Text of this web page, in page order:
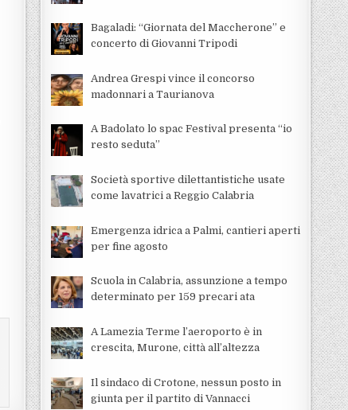
Bagaladi: “Giornata del Maccherone” e
concerto di Giovanni Tripodi
Andrea Grespi vince il concorso
madonnari a Taurianova
A Badolato lo spac Festival presenta “io
resto seduta”
Società sportive dilettantistiche usate
come lavatrici a Reggio Calabria
Emergenza idrica a Palmi, cantieri aperti
per fine agosto
Scuola in Calabria, assunzione a tempo
determinato per 159 precari ata
A Lamezia Terme l’aeroporto è in
crescita, Murone, città all’altezza
Il sindaco di Crotone, nessun posto in
giunta per il partito di Vannacci